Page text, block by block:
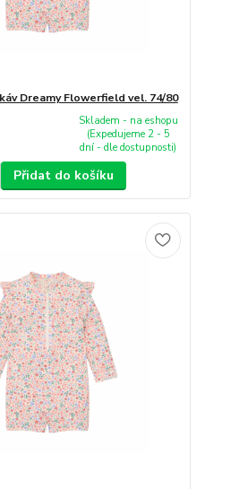
Dreamy Flowerfield vel. 74/80
Skladem - na eshopu
(Expedujeme 2 - 5
dní - dle dostupnosti)
Přidat do košíku